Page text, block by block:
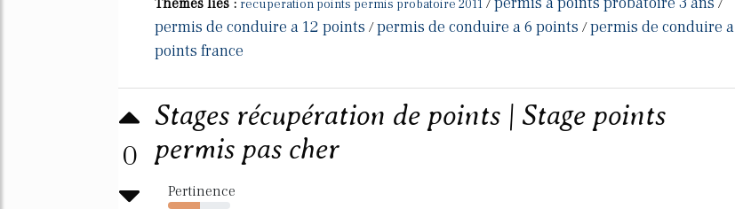
recuperation points permis probatoire 2011
permis de conduire a 12 points /permis de conduire a 6 points /permis de conduire a
points france
0
Stages récupération de points | Stage points
permis pas cher
Pertinence